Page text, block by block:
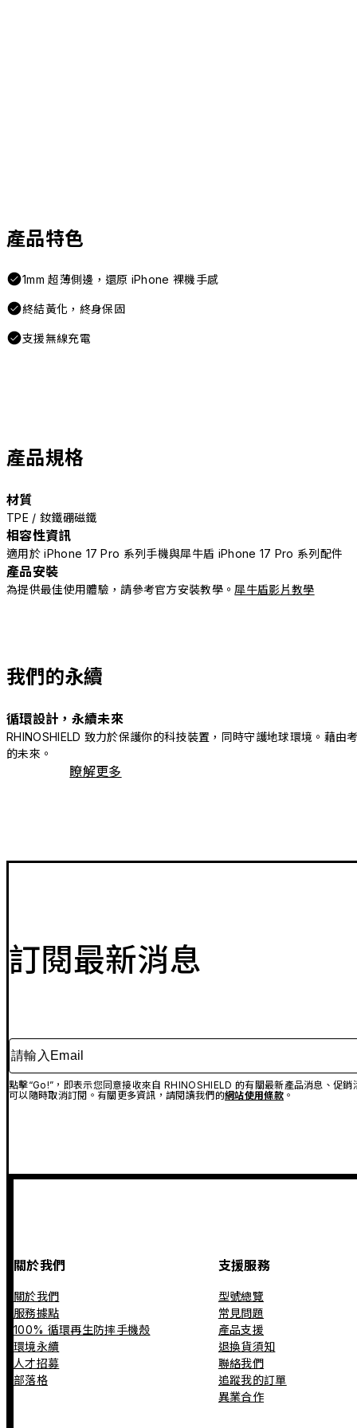
產品特色
1mm 超薄側邊，還原 iPhone 裸機手感
終結黃化，終身保固
支援無線充電
產品規格
材質
TPE / 釹鐵硼磁鐵
相容性資訊
適用於 iPhone 17 Pro 系列手機與犀牛盾 iPhone 17 Pro 系列配件
產品安裝
為提供最佳使用體驗，請參考官方安裝教學。 犀牛盾影片教學
我們的永續
循環設計，永續未來
RHINOSHIELD 致力於保護你的科技裝置，同時守護地球環境。藉
的未來。
瞭解更多
訂閱最新消息
請輸入Email
點擊“Go!”，即表示您同意接收來自 RHINOSHIELD 的有關最新產品消息、促
可以隨時取消訂閱。有關更多資訊，請閱讀我們的網站使用條款。
關於我們
關於我們
服務據點
100% 循環再生防摔手機殼
環境永續
人才招募
部落格
支援服務
型號總覽
常見問題
產品支援
退換貨須知
聯絡我們
追蹤我的訂單
異業合作